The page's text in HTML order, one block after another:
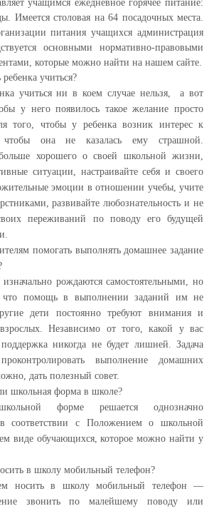
учащимся ежедневное горячее питание:
Имеется столовая на 64 посадочных места.
питания учащихся администрация
основными нормативнo-правовыми
которые можно найти на нашем сайте.
учиться?
учиться ни в коем случае нельзя, а вот
у него появилось такое желание просто
того, чтобы у ребенка возник интерес к
она не казалась ему страшной.
больше хорошего о своей школьной жизни,
ситуации, настраивайте себя и своего
эмоции в отношении учебы, учите
развивайте любознательность и не
переживаний по поводу его будущей
помогать выполнять домашнее задание
рождаются самостоятельными, но
что помощь в выполнении заданий им не
дети постоянно требуют внимания и
Независимо от того, какой у вас
никогда не будет лишней. Задача
выполнение домашних
дать полезный совет.
школьная форма в школе?
форме решается однозначно
соответствии с Положением о школьной
виде обучающихся, которое можно найти у
в школу мобильный телефон?
носить в школу мобильный телефон —
звонить по малейшему поводу или